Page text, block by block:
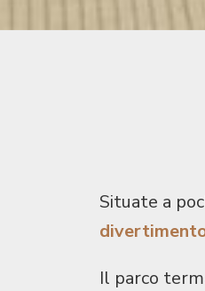
Situate a
Il parco